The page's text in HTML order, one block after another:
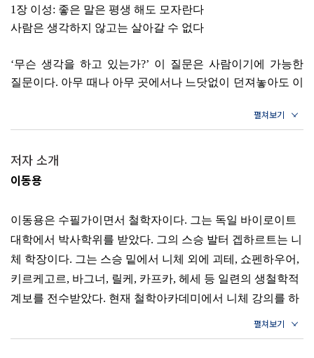
2장 인연: 마음이 닿아야 사랑도 할 수 있다
삶은 깨달아야 의미가 주어진다
나에 대해 생각할수록 삶은 선명해진다
끝을 알아야 시작도 할 수 있다
3장 운명: 어쩔 수 없다면 운명이다
가짜 운명으로 도피해서는 안 된다
질투를 피할 수 없다면 이용하라
사람의 만남은 불협화음을 만들어낸다
어른은 혼자가 되는 것을 두려워하지 않는다
혼자가 되려면 마음의 훈련이 필요하다
1장 이성: 좋은 말은 평생 해도 모자란다
사람은 생각하지 않고는 살아갈 수 없다
‘무슨 생각을 하고 있는가?’ 이 질문은 사람이기에 가능한
질문이다. 아무 때나 아무 곳에서나 느닷없이 던져놓아도 이
앞에서 자유로울 수 없기 때문이다. 사람 자체가 이미
어떻게 다루느냐는 오롯이 자기 몫이 된다. 생각하는 능력은
형식으로 주어져 있다. 이제 그 형식 속에 어떤 내용을 채울
2장 인연: 마음이 닿아야 사랑도 할 수 있다
끝을 알아야 시작도 할 수 있다
사람은 인식할 수 있다. 사람은 깨달을 수 있다. 다만 그
깨달음의 순간은 끝에서 실현된다는 것이 문제이다. 끝은
철학적 문제이다. 사실 자연 속에서는 끝이란 것이 없다.
저자 소개
이동용
이동용은 수필가이면서 철학자이다. 그는 독일 바이로이트
대학에서 박사학위를 받았다. 그의 스승 발터 겝하르트는 니
체 학장이다. 그는 스승 밑에서 니체 외에 괴테, 쇼펜하우어,
키르케고르, 바그너, 릴케, 카프카, 헤세 등 일련의 생철학적
계보를 전수받았다. 현재 철학아카데미에서 니체 강의를 하
고 있고, 출판교육문화뉴스에서 교육전문가로서 칼럼을 쓰
고 있다.